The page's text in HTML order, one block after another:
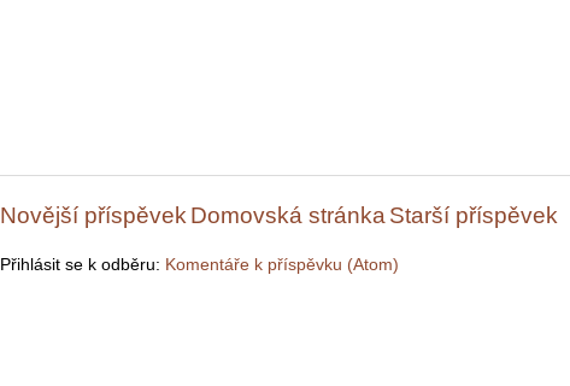
Novější příspěvek Starší příspěvek
Domovská stránka
Přihlásit se k odběru: Komentáře k příspěvku (Atom)